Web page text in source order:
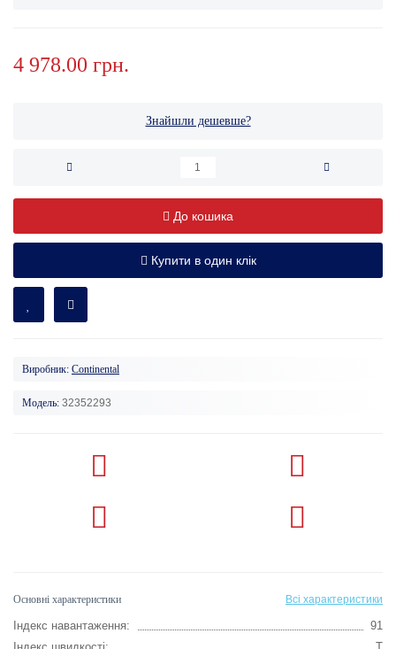
4 978.00 грн.
Знайшли дешевше?
До кошика
Купити в один клік
Виробник: Continental
Модель: 32352293
Основні характеристики Всі характеристики
Індекс навантаження:
91